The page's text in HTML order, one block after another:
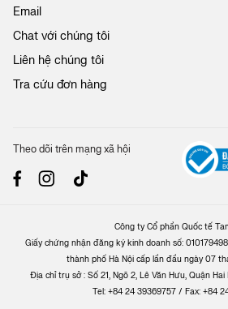
Email
Chat với chúng tôi
Liên hệ chúng tôi
Tra cứu đơn hàng
Theo dõi trên mạng xã hội
Công ty Cổ phần Quốc tế
Giấy chứng nhận đăng ký kinh doanh số:
thành phố Hà Nội cấp lần đầu ngày 07
Địa chỉ trụ sở : Số 21, Ngõ 2, Lê Văn Hưu, Quận
Tel: +84 24 39369757 / Fax: +84